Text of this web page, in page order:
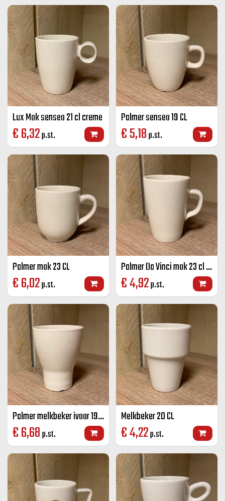
Lux Mok senseo 21 cl creme
€6,32p.st.
Palmer senseo 19 CL
€5,18p.st.
Palmer mok 23 CL
€6,02p.st.
Palmer Da Vinci mok 23 cl ivoor
€4,92p.st.
Palmer melkbeker ivoor 19 cl
€6,68p.st.
Melkbeker 20 CL
€4,22p.st.